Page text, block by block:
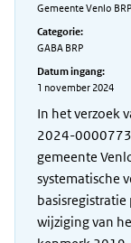
Gemeente Venlo
Categorie:
GABA BRP
Datum ingang:
1 november 2024
In het verzoek
2024-
gemeente
systematische
wijziging van